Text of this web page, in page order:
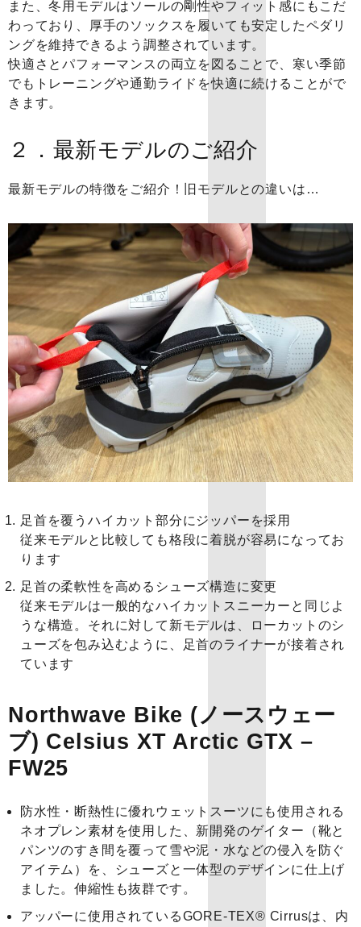
また、冬用モデルはソールの剛性やフィット感にもこだ
わっており、厚手のソックスを履いても安定したペダリ
ングを維持できるよう調整されています。
快適さとパフォーマンスの両立を図ることで、寒い季節
でもトレーニングや通勤ライドを快適に続けることがで
きます。
２．最新モデルのご紹介
最新モデルの特徴をご紹介！旧モデルとの違いは…
足首を覆うハイカット部分にジッパーを採用
従来モデルと比較しても格段に着脱が容易になってお
ります
足首の柔軟性を高めるシューズ構造に変更
従来モデルは一般的なハイカットスニーカーと同じよ
うな構造。それに対して新モデルは、ローカットのシ
ューズを包み込むように、足首のライナーが接着され
ています
Northwave Bike (ノースウェー
ブ) Celsius XT Arctic GTX –
FW25
防水性・断熱性に優れウェットスーツにも使用される
ネオプレン素材を使用した、新開発のゲイター（靴と
パンツのすき間を覆って雪や泥・水などの侵入を防ぐ
アイテム）を、シューズと一体型のデザインに仕上げ
ました。伸縮性も抜群です。
アッパーに使用されているGORE-TEX® Cirrusは、内